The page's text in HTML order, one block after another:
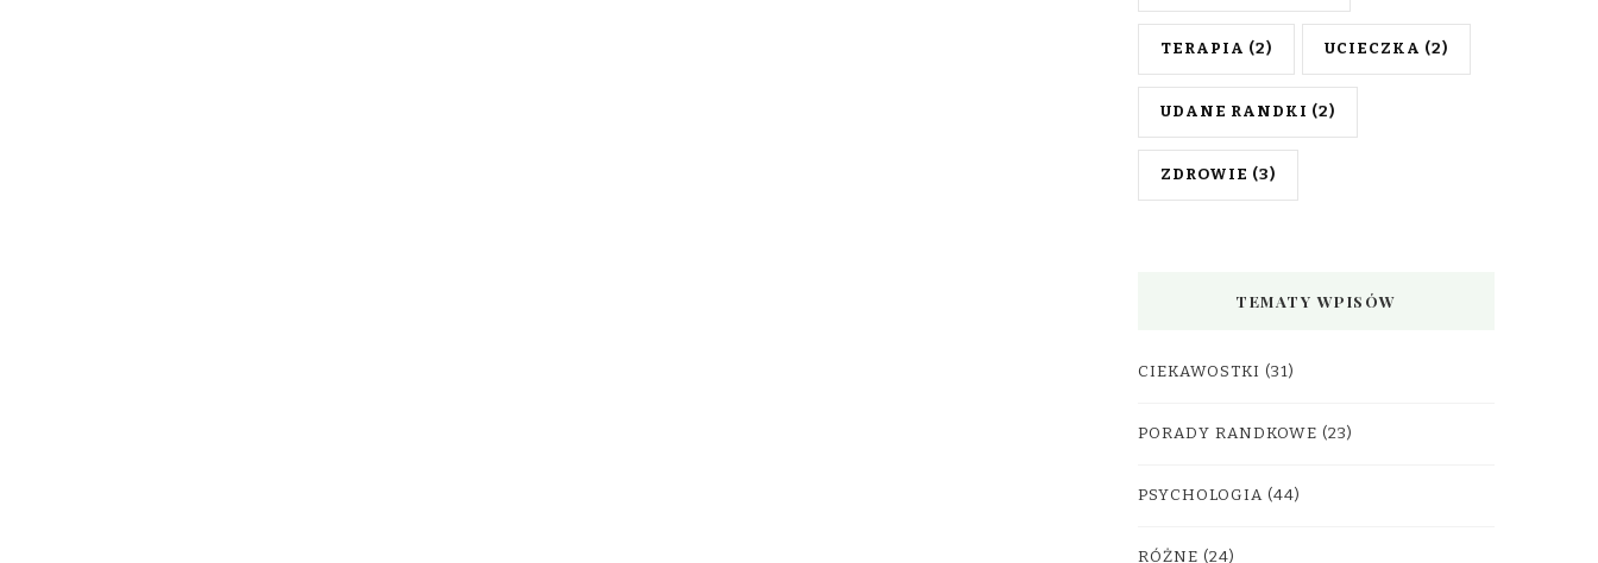
TERAPIA (2) UCIECZKA (2)
UDANE RANDKI (2)
ZDROWIE (3)
TEMATY WPISÓW
CIEKAWOSTKI (31)
PORADY RANDKOWE (23)
PSYCHOLOGIA (44)
RÓŻNE (24)